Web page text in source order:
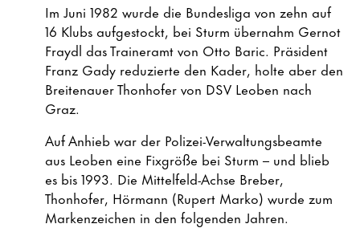
Im Juni 1982 wurde die Bundesliga von zehn auf
16 Klubs aufgestockt, bei Sturm übernahm Gernot
Fraydl das Traineramt von Otto Baric. Präsident
Franz Gady reduzierte den Kader, holte aber den
Breitenauer Thonhofer von DSV Leoben nach
Graz.
Auf Anhieb war der Polizei-Verwaltungsbeamte
aus Leoben eine Fixgröße bei Sturm – und blieb
es bis 1993. Die Mittelfeld-Achse Breber,
Thonhofer, Hörmann (Rupert Marko) wurde zum
Markenzeichen in den folgenden Jahren.